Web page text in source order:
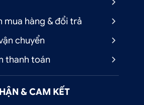
mua hàng & đổi trả
chuyển
thanh toán
& CAM KẾT